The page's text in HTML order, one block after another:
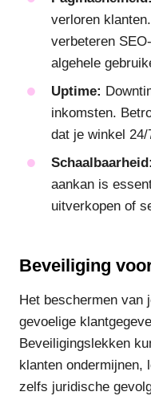
verloren
verbeteren
algehele
Uptime:
inkomsten.
dat je winkel
Schaalbaarheid:
aankan is
uitverkopen of
Beveiliging
Het beschermen van
gevoelige
Beveiligingslekken
klanten ondermijnen,
zelfs juridische